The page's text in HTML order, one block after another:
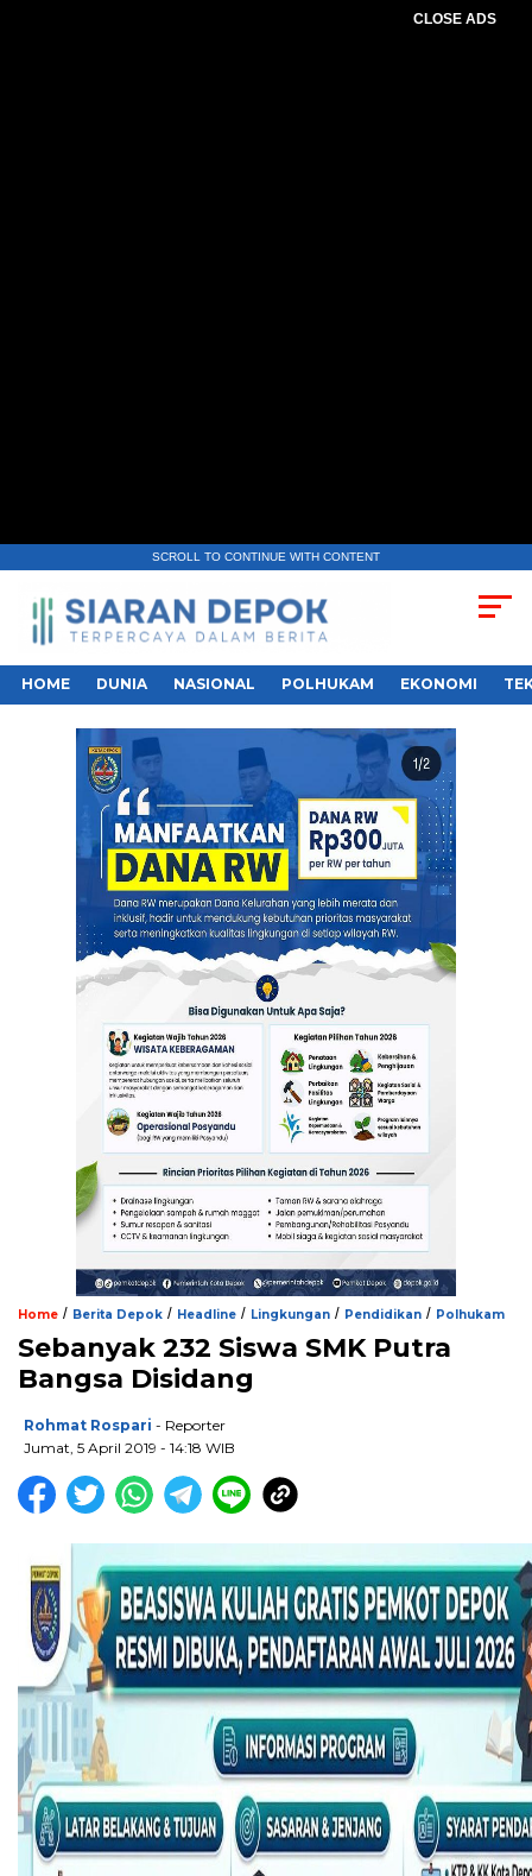
CLOSE ADS
SCROLL TO CONTINUE WITH CONTENT
HOME DUNIA NASIONAL POLHUKAM EKONOMI
Home / Berita Depok / Headline / Lingkungan / Pendidikan / Polhukam
Sebanyak 232 Siswa SMK Putra
Bangsa Disidang
Rohmat Rospari - Reporter
Jumat, 5 April 2019 - 14:18 WIB